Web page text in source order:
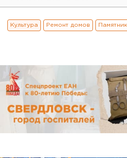
Культура Ремонт домов